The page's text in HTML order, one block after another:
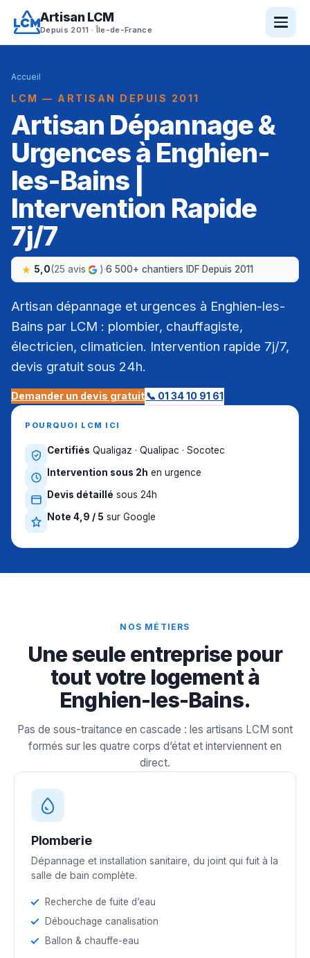
Artisan LCM
Depuis 2011 · Île-de-France
Accueil
LCM — ARTISAN DEPUIS 2011
Artisan Dépannage &
Urgences à Enghien-
les-Bains |
Intervention Rapide
7j/7
5,0(25 avis )·6 500+ chantiers IDF·Depuis 2011
Artisan dépannage et urgences à Enghien-les-
Bains par LCM : plombier, chauffagiste,
électricien, climaticien. Intervention rapide 7j/7,
devis gratuit sous 24h.
Demander un devis gratuit📞 01 34 10 91 61
POURQUOI LCM ICI
Certifiés Qualigaz · Qualipac · Socotec
Intervention sous 2h en urgence
Devis détaillé sous 24h
Note 4,9 / 5 sur Google
NOS MÉTIERS
Une seule entreprise pour
tout votre logement à
Enghien-les-Bains.
Pas de sous-traitance en cascade : les artisans LCM sont
formés sur les quatre corps d’état et interviennent en
direct.
Plomberie
Dépannage et installation sanitaire, du joint qui fuit à la
salle de bain complète.
Recherche de fuite d’eau
Débouchage canalisation
Ballon & chauffe-eau